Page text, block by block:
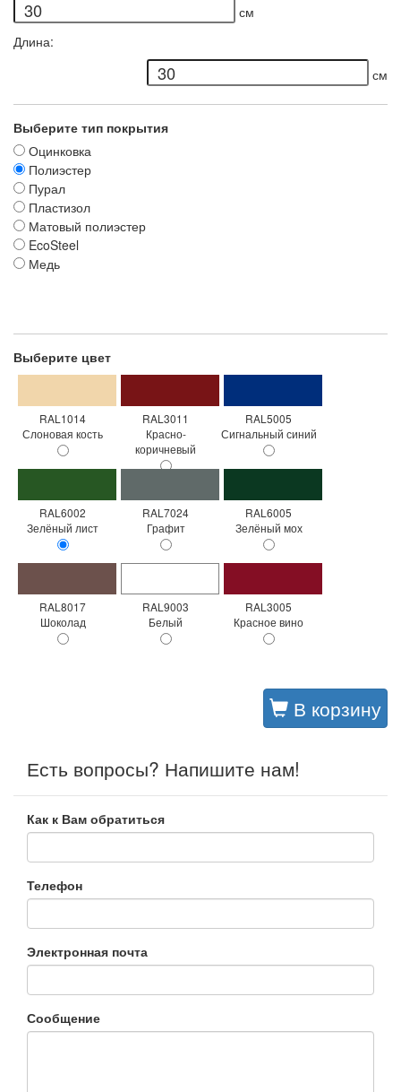
см
Длина:
см
Выберите тип покрытия
Оцинковка
Полиэстер
Пурал
Пластизол
Матовый полиэстер
EcoSteel
Медь
Выберите цвет
RAL1014
Слоновая кость
RAL3011
Красно-
коричневый
RAL5005
Сигнальный синий
RAL6002
Зелёный лист
RAL7024
Графит
RAL6005
Зелёный мох
RAL8017
Шоколад
RAL9003
Белый
RAL3005
Красное вино
В корзину
Есть вопросы? Напишите нам!
Как к Вам обратиться
Телефон
Электронная почта
Сообщение